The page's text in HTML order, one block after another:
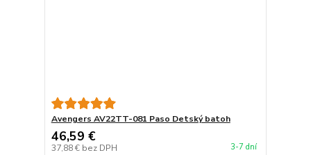
Avengers AV22TT-081 Paso Detský batoh
46,59 €
37,88 € bez DPH 3-7 dní